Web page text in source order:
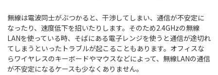
無線は電波同士がぶつかると、干渉してしまい、通信が不安定に
なったり、速度低下を招いたりします。そのため2.4GHzの無線
LANを使っている時、そばにある電子レンジを使うと通信が途切れ
てしまうといったトラブルが起こることもあります。オフィスな
らワイヤレスのキーボードやマウスなどによって、無線LANの通信
が不安定になるケースも少なくありません。